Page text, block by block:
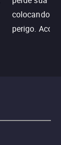
colocando
perigo.